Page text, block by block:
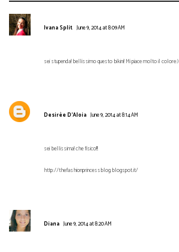
Ivana Split June 9, 2014 at 8:09 AM
sei stupenda! bellissimo questo bikini! Mi piace molto il colore:)
Desirèe D'Aloia June 9, 2014 at 8:14 AM
sei bellissima! che fisico!!!
http://thefashionprincessblog.blogspot.it/
Diana June 9, 2014 at 8:20 AM